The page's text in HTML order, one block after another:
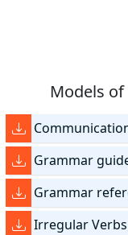
Models
Grammar
Grammar
Irregular